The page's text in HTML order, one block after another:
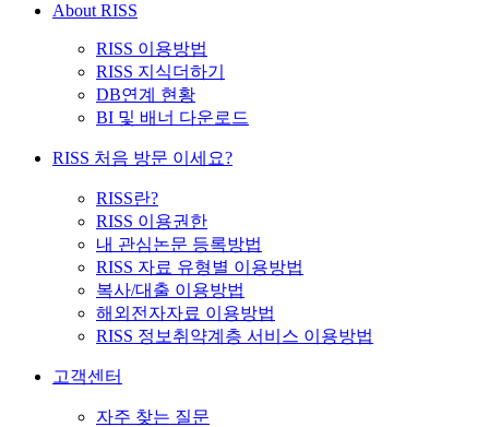
About RISS
RISS 이용방법
RISS 지식더하기
DB연계 현황
BI 및 배너 다운로드
RISS 처음 방문 이세요?
RISS란?
RISS 이용권한
내 관심논문 등록방법
RISS 자료 유형별 이용방법
복사/대출 이용방법
해외전자자료 이용방법
RISS 정보취약계층 서비스 이용방법
고객센터
자주 찾는 질문